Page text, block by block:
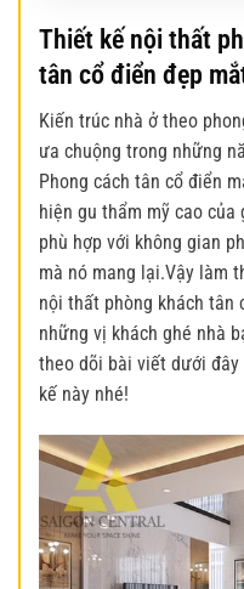
Thiết kế nội thất
tân cổ điển đẹp
Kiến trúc nhà ở theo
ưa chuộng trong những
Phong cách tân cổ điển
hiện gu thẩm mỹ cao
phù hợp với không gian
mà nó mang lại.Vậy làm
nội thất phòng khách tân
những vị khách ghé nhà
theo dõi bài viết dưới
kế này nhé!